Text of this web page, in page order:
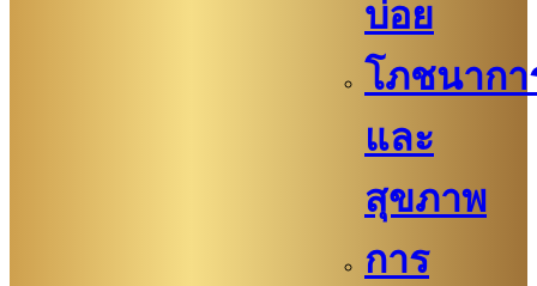
บ่อย
โภชนากา
และ
สุขภาพ
การ